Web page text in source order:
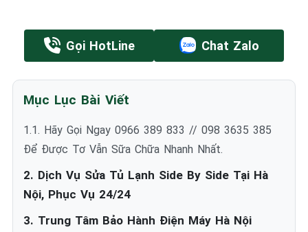
Gọi HotLine Chat Zalo
Mục Lục Bài Viết
1.1. Hãy Gọi Ngay 0966 389 833 // 098 3635 385
Để Được Tơ Vẫn Sữa Chữa Nhanh Nhất.
2. Dịch Vụ Sửa Tủ Lạnh Side By Side Tại Hà
Nội, Phục Vụ 24/24
3. Trung Tâm Bảo Hành Điện Máy Hà Nội